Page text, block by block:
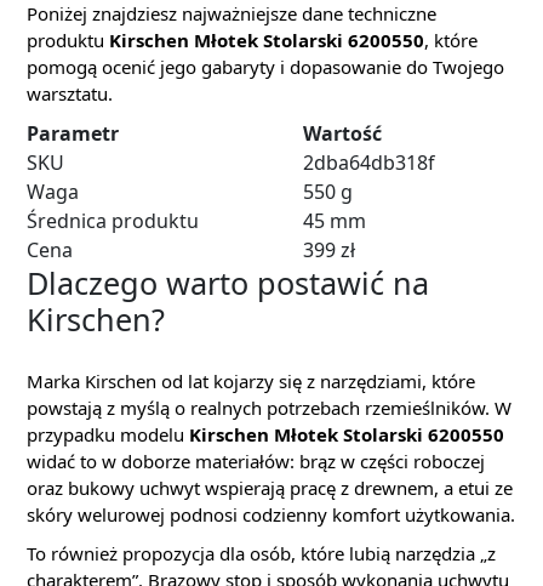
Poniżej znajdziesz najważniejsze dane techniczne
produktu Kirschen Młotek Stolarski 6200550, które
pomogą ocenić jego gabaryty i dopasowanie do Twojego
warsztatu.
Parametr
Wartość
SKU
2dba64db318f
Waga
550 g
Średnica produktu
45 mm
Cena
399 zł
Dlaczego warto postawić na
Kirschen?
Marka Kirschen od lat kojarzy się z narzędziami, które
powstają z myślą o realnych potrzebach rzemieślników. W
przypadku modelu Kirschen Młotek Stolarski 6200550
widać to w doborze materiałów: brąz w części roboczej
oraz bukowy uchwyt wspierają pracę z drewnem, a etui ze
skóry welurowej podnosi codzienny komfort użytkowania.
To również propozycja dla osób, które lubią narzędzia „z
charakterem”. Brązowy stop i sposób wykonania uchwytu